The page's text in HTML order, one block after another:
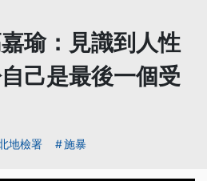
瑜：見識到人性
己是最後一個受
地檢署 施暴